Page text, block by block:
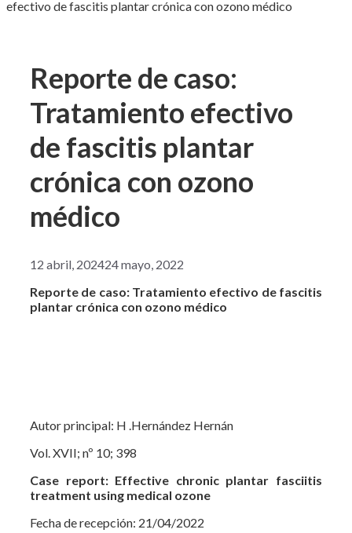
efectivo de fascitis plantar crónica con ozono médico
Reporte de caso:
Tratamiento efectivo
de fascitis plantar
crónica con ozono
médico
12 abril, 202424 mayo, 2022
Reporte de caso: Tratamiento efectivo de fascitis
plantar crónica con ozono médico
Autor principal: H .Hernández Hernán
Vol. XVII; nº 10; 398
Case report: Effective chronic plantar fasciitis
treatment using medical ozone
Fecha de recepción: 21/04/2022